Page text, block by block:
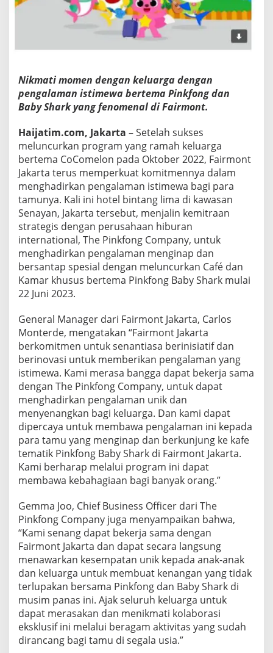
K
A
N
A
D
A
N
T
A
Y
C
A
T
I
O
N
B
E
R
T
E
M
I
N
K
F
O
N
B
A
B
Y
S
H
A
R
K
Nikmati momen dengan keluarga dengan
pengalaman istimewa bertema Pinkfong dan
Baby Shark yang fenomenal di Fairmont.
Haijatim.com, Jakarta – Setelah sukses
meluncurkan program yang ramah keluarga
bertema CoComelon pada Oktober 2022, Fairmont
Jakarta terus memperkuat komitmennya dalam
menghadirkan pengalaman istimewa bagi para
tamunya. Kali ini hotel bintang lima di kawasan
Senayan, Jakarta tersebut, menjalin kemitraan
strategis dengan perusahaan hiburan
international, The Pinkfong Company, untuk
menghadirkan pengalaman menginap dan
bersantap spesial dengan meluncurkan Café dan
Kamar khusus bertema Pinkfong Baby Shark mulai
22 Juni 2023.
General Manager dari Fairmont Jakarta, Carlos
Monterde, mengatakan “Fairmont Jakarta
berkomitmen untuk senantiasa berinisiatif dan
berinovasi untuk memberikan pengalaman yang
istimewa. Kami merasa bangga dapat bekerja sama
dengan The Pinkfong Company, untuk dapat
menghadirkan pengalaman unik dan
menyenangkan bagi keluarga. Dan kami dapat
dipercaya untuk membawa pengalaman ini kepada
para tamu yang menginap dan berkunjung ke kafe
tematik Pinkfong Baby Shark di Fairmont Jakarta.
Kami berharap melalui program ini dapat
membawa kebahagiaan bagi banyak orang.”
Gemma Joo, Chief Business Officer dari The
Pinkfong Company juga menyampaikan bahwa,
“Kami senang dapat bekerja sama dengan
Fairmont Jakarta dan dapat secara langsung
menawarkan kesempatan unik kepada anak-anak
dan keluarga untuk membuat kenangan yang tidak
terlupakan bersama Pinkfong dan Baby Shark di
musim panas ini. Ajak seluruh keluarga untuk
dapat merasakan dan menikmati kolaborasi
eksklusif ini melalui beragam aktivitas yang sudah
dirancang bagi tamu di segala usia.”